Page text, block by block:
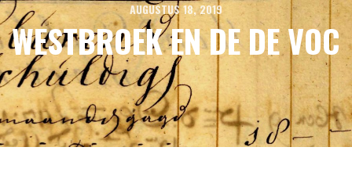
AUGUSTUS 18, 2019
WESTBROEK EN DE DE VOC